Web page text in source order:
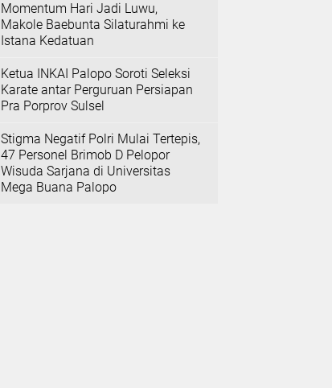
Momentum Hari Jadi Luwu,
Makole Baebunta Silaturahmi ke
Istana Kedatuan
Ketua INKAI Palopo Soroti Seleksi
Karate antar Perguruan Persiapan
Pra Porprov Sulsel
Stigma Negatif Polri Mulai Tertepis,
47 Personel Brimob D Pelopor
Wisuda Sarjana di Universitas
Mega Buana Palopo